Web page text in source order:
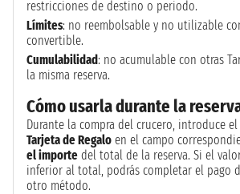
restricciones de destino o periodo.
Límites: no reembolsable y no utilizable
convertible.
Cumulabilidad: no acumulable con otras
la misma reserva.
Cómo usarla durante la
Durante la compra del crucero, introduce el
Tarjeta de Regalo en el campo
el importe del total de la reserva. Si el
inferior al total, podrás completar el pago
otro método.